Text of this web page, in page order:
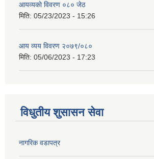
आयव्यकाे विवरण ०८० जेठ
मिति: 05/23/2023 - 15:26
आय व्यय विवरण २०७९/०८०
मिति: 05/06/2023 - 17:23
विधुतीय शुसासन सेवा
नागरिक वडापत्र